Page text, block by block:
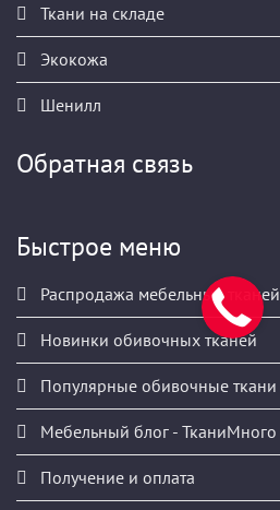
Ткани на складе
Экокожа
Шенилл
Обратная связь
Быстрое меню
Распродажа мебельных тканей
Новинки обивочных тканей
Популярные обивочные ткани
Мебельный блог - ТканиМного
Получение и оплата